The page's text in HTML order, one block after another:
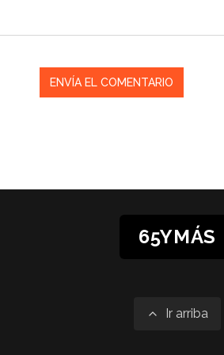
65YMÁS
Ir arriba